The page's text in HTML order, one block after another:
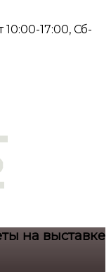
10:00-17:00, Сб-
на выставке